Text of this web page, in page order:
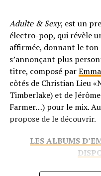
Adulte & Sexy, est un
électro-pop, qui révèle
affirmée, donnant le ton
s’annonçant plus
titre, composé par
côtés de Christian Lieu
Timberlake) et de
Farmer…) pour le mix.
propose de le découvrir.
LES ALBUMS